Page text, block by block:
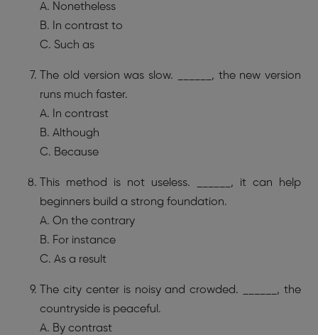
A. Nonetheless
B. In contrast to
C. Such as
The old version was slow. ______, the new version
runs much faster.
A. In contrast
B. Although
C. Because
This method is not useless. ______, it can help
beginners build a strong foundation.
A. On the contrary
B. For instance
C. As a result
The city center is noisy and crowded. ______, the
countryside is peaceful.
A. By contrast